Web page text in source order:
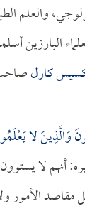
والعلم
البارزين
كارل
وَالَّذِينَ لا
لا
مقاصد الأمور